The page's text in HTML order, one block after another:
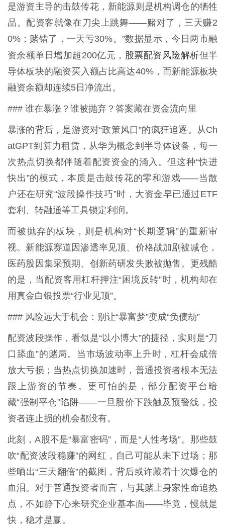
是游资主导的击鼓传花，新能源则是机构调仓的牺牲
品。配资客就像在刀尖上跳舞——赌对了，三天赚2
0%；赌错了，一天亏30%。”数据显示，今日两市融
资余额单日增加超200亿元， 股票配资风险解析但半
导体板块的融资买入额占比高达40%，而新能源板块
融资余额却连续5日净流出。
### 谁在暴涨？谁被抛弃？答案藏在资金流向里
暴涨的背后，是游资对“政策风口”的疯狂追逐。从Ch
atGPT到算力租赁，从华为概念到半导体设备，每一
次热点切换都伴随着配资资金的涌入。但这种“快进
快出”的模式，本质是击鼓传花的零和游戏——当散
户还在研究“波段操作技巧”时，大资金早已通过ETF
套利、转融通等工具锁定利润。
而被抛弃的板块，则是机构对“长期逻辑”的重新审
视。新能源赛道因渗透率见顶、价格战加剧被减仓，
医药股因集采预期、创新药研发失败被抛售。更残酷
的是，当配资客用杠杆押注“困境反转”时，机构却在
用真金白银投票“行业见顶”。
### 风险远大于机会：别让“暴富梦”变成“负债劫”
配资波段操作，看似是“以小博大”的捷径，实则是“刀
口舔血”的赌局。当市场波动率上升时，杠杆会成倍
放大亏损；当热点切换加速时，普通投资者根本无法
跟上游资的节奏。更可怕的是，部分配资平台暗
藏“强制平仓”陷阱——一旦股价下跌触及预警线，投
资者连止损的机会都没有。
此刻，A股不是“暴富密码”，而是“人性考场”。那些鼓
吹“配资波段稳赚”的网红，自己可能从未下过场；那
些晒出“三天翻倍”的截图，背后或许藏着十次爆仓的
血泪。对于普通投资者而言，与其赌上身家性命追热
点，不如静下心来研究企业基本面——毕竟，慢就是
快，稳才是赢。